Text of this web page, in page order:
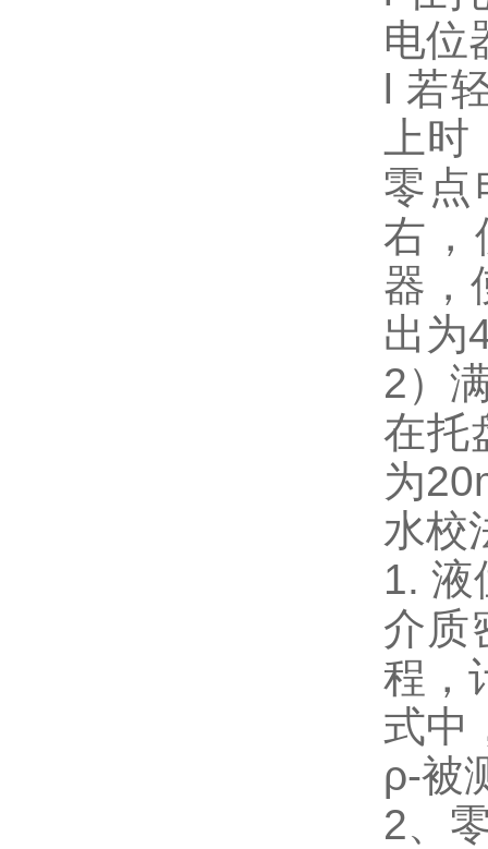
电位
l 若
上
零点
右，
器，
出为
2）
在托
为
水校
1.
介质
程，
式中
ρ-被
2、